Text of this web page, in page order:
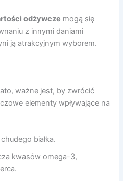
odżywcze mogą się
z innymi daniami
ją atrakcyjnym wyborem.
ważne jest, by zwrócić
elementy wpływające na
białka.
kwasów omega-3,